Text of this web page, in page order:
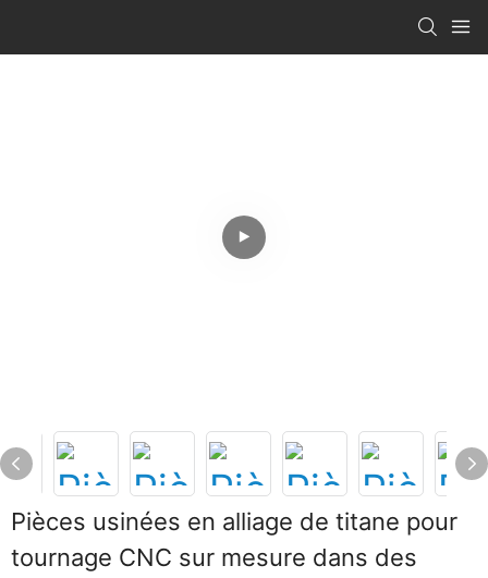
Pièces usinées en alliage de titane pour
tournage CNC sur mesure dans des